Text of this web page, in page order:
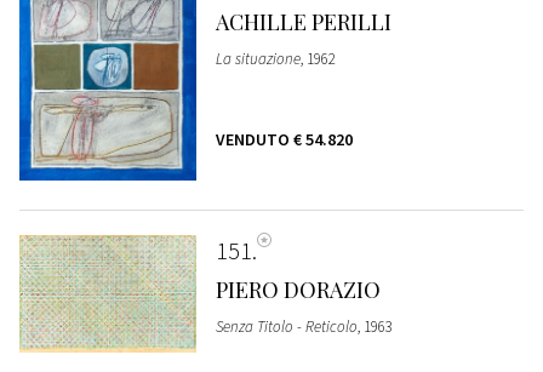
ACHILLE PERILLI
La situazione, 1962
VENDUTO € 54.820
151
PIERO DORAZIO
Senza Titolo - Reticolo, 1963